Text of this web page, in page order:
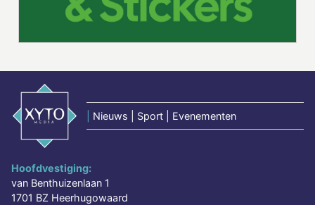
Nieuws | Sport | Evenementen
Hoofdvestiging:
van Benthuizenlaan 1
1701 BZ Heerhugowaard